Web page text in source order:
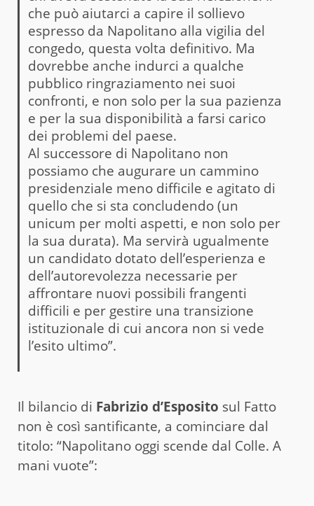
che può aiutarci a capire il sollievo
espresso da Napolitano alla vigilia del
congedo, questa volta definitivo. Ma
dovrebbe anche indurci a qualche
pubblico ringraziamento nei suoi
confronti, e non solo per la sua pazienza
e per la sua disponibilità a farsi carico
dei problemi del paese.
Al successore di Napolitano non
possiamo che augurare un cammino
presidenziale meno difficile e agitato di
quello che si sta concludendo (un
unicum per molti aspetti, e non solo per
la sua durata). Ma servirà ugualmente
un candidato dotato dell’esperienza e
dell’autorevolezza necessarie per
affrontare nuovi possibili frangenti
difficili e per gestire una transizione
istituzionale di cui ancora non si vede
l’esito ultimo”.
Il bilancio di Fabrizio d’Esposito sul Fatto
non è così santificante, a cominciare dal
titolo: “Napolitano oggi scende dal Colle. A
mani vuote”: